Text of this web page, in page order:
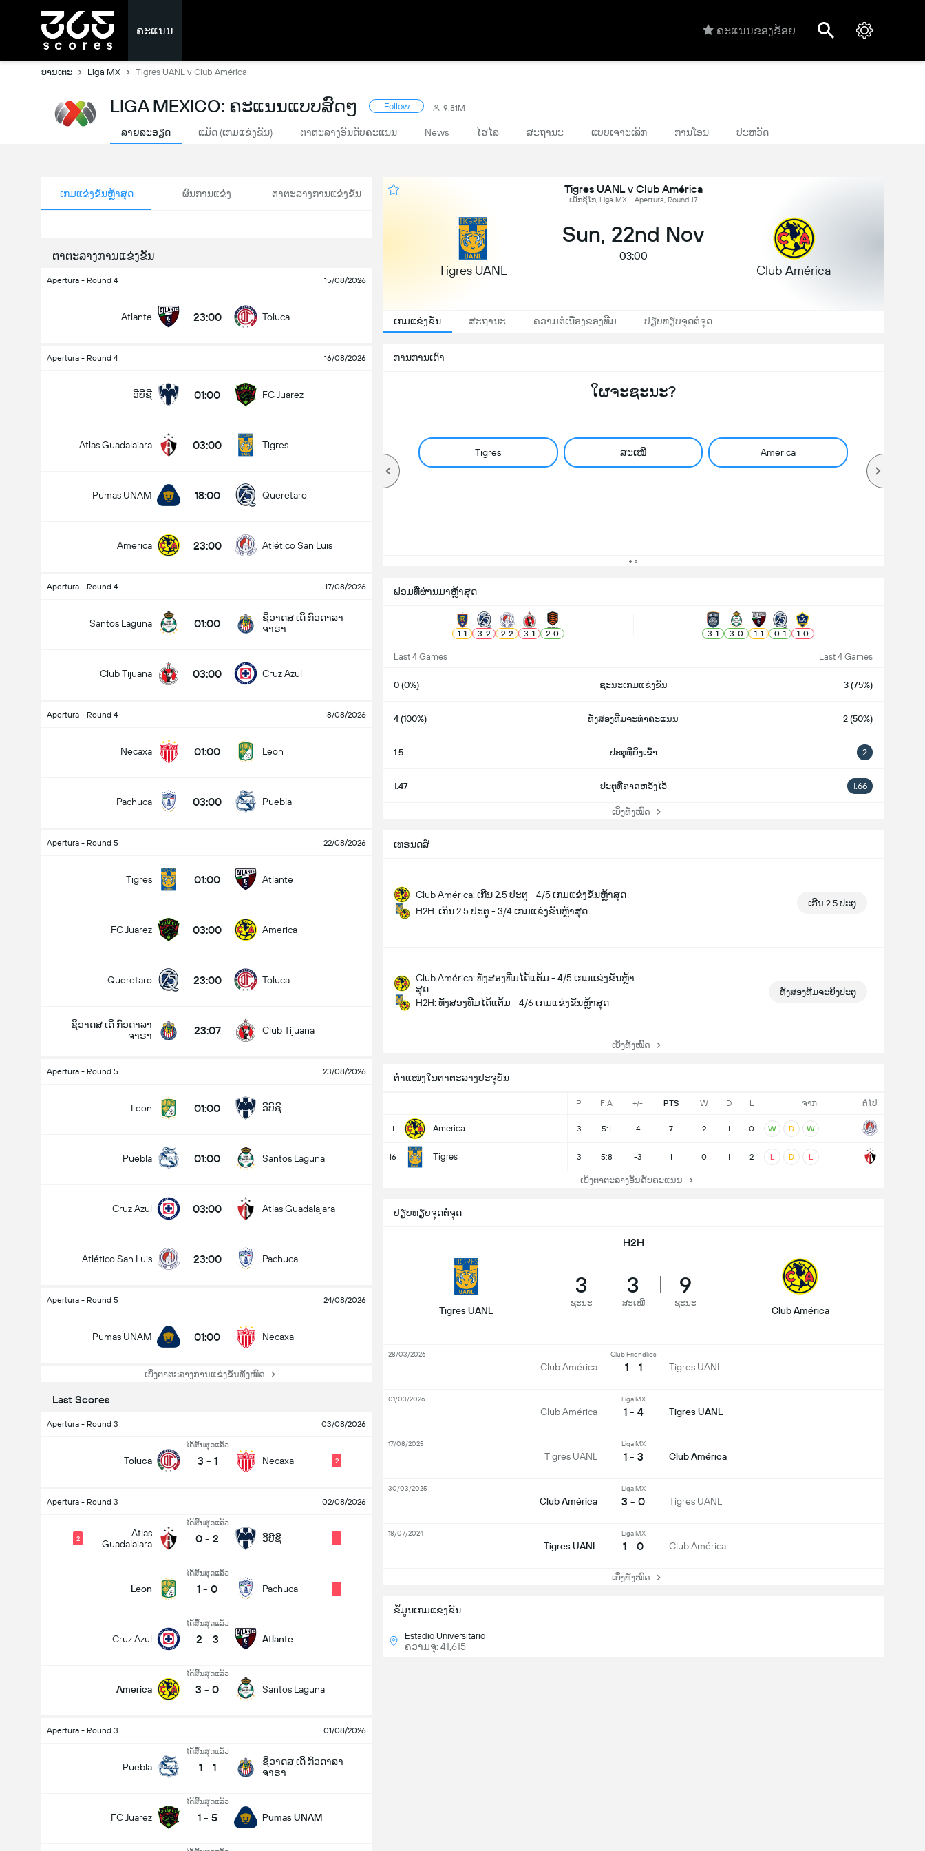
ຄະແນນ ຄະແນນຂອງຂ້ອຍ
ບານເຕະ Liga MX Tigres UANL v Club América
LIGA MEXICO: ຄະແນນແບບສົດໆ Follow 9.81M
ລາຍລະອຽດ ແມັດ (ເກມແຂ່ງຂັນ) ຕາຕະລາງອັນດັບຄະແນນ News ໄຮໄລ ສະຖານະ ແບບເຈາະເລິກ ການໂອນ ປະຫວັດ
ເກມແຂ່ງຂັນຫຼ້າສຸດ ຜົນການແຂ່ງ ຕາຕະລາງການແຂ່ງຂັນ
ຕາຕະລາງການແຂ່ງຂັນ
Apertura - Round 4 15/08/2026
Atlante 23:00 Toluca
Apertura - Round 4 16/08/2026
ວີບີຊີ 01:00 FC Juarez
Atlas Guadalajara 03:00 Tigres
Pumas UNAM 18:00 Queretaro
America 23:00 Atlético San Luis
Apertura - Round 4 17/08/2026
Santos Laguna 01:00
ຊິວາດສ ເດິ ກົວດາລາ
ຈາຣາ
Club Tijuana 03:00 Cruz Azul
Apertura - Round 4 18/08/2026
Necaxa 01:00 Leon
Pachuca 03:00 Puebla
Apertura - Round 5 22/08/2026
Tigres 01:00 Atlante
FC Juarez 03:00 America
Queretaro 23:00 Toluca
ຊິວາດສ ເດິ ກົວດາລາ
ຈາຣາ
23:07 Club Tijuana
Apertura - Round 5 23/08/2026
Leon 01:00 ວີບີຊີ
Puebla 01:00 Santos Laguna
Cruz Azul 03:00 Atlas Guadalajara
Atlético San Luis 23:00 Pachuca
Apertura - Round 5 24/08/2026
Pumas UNAM 01:00 Necaxa
ເບິ່ງຕາຕະລາງການແຂ່ງຂັນທັງໝົດ
Last Scores
Apertura - Round 3 03/08/2026
Toluca
ໄດ້ສິ້ນສຸດແລ້ວ
3 - 1 Necaxa 2
Apertura - Round 3 02/08/2026
Atlas
Guadalajara
2
ໄດ້ສິ້ນສຸດແລ້ວ
0 - 2 ວີບີຊີ
Leon
ໄດ້ສິ້ນສຸດແລ້ວ
1 - 0 Pachuca
Cruz Azul
ໄດ້ສິ້ນສຸດແລ້ວ
2 - 3 Atlante
America
ໄດ້ສິ້ນສຸດແລ້ວ
3 - 0 Santos Laguna
Apertura - Round 3 01/08/2026
Puebla
ໄດ້ສິ້ນສຸດແລ້ວ
1 - 1
ຊິວາດສ ເດິ ກົວດາລາ
ຈາຣາ
FC Juarez
ໄດ້ສິ້ນສຸດແລ້ວ
1 - 5 Pumas UNAM
Tigres UANL v Club América
ເມັກຊິໂກ, Liga MX - Apertura, Round 17
Tigres UANL
Sun, 22nd Nov
03:00
Club América
ເກມແຂ່ງຂັນ ສະຖານະ ຄວາມຕໍ່ເນື່ອງຂອງທີມ ປຽບທຽບຈຸດຕໍ່ຈຸດ
ການການເດົາ
ໃຜຈະຊະນະ?
Tigres ສະເໝີ America
ລວມປະຕູໃນເກມ (2.5)
ສູງ
ຟອມທີ່ຜ່ານມາຫຼ້າສຸດ
1-1 3-2 2-2 3-1 2-0 3-1 3-0 1-1 0-1 1-0
Last 4 Games Last 4 Games
0 (0%) ຊະນະເກມແຂ່ງຂັນ 3 (75%)
4 (100%) ທັງສອງທີມຈະທຳຄະແນນ 2 (50%)
1.5 ປະຕູທີ່ຍິງເຂົ້າ 2
1.47 ປະຕູທີ່ຄາດຫວັງໄວ້ 1.66
ເບິ່ງທັງໝົດ
ເທຣນດສ໌
Club América: ເກີນ 2.5 ປະຕູ - 4/5 ເກມແຂ່ງຂັນຫຼ້າສຸດ
H2H: ເກີນ 2.5 ປະຕູ - 3/4 ເກມແຂ່ງຂັນຫຼ້າສຸດ
ເກີນ 2.5 ປະຕູ
Club América: ທັງສອງທີມໄດ້ແຕ້ມ - 4/5 ເກມແຂ່ງຂັນຫຼ້າ
ສຸດ
H2H: ທັງສອງທີມໄດ້ແຕ້ມ - 4/6 ເກມແຂ່ງຂັນຫຼ້າສຸດ
ທັງສອງທີມຈະຍິງປະຕູ
ເບິ່ງທັງໝົດ
ຕຳແໜ່ງໃນຕາຕະລາງປະຈຸບັນ
P F:A +/- PTS W D L ຈາກ ຕໍ່ໄປ
1 America 3 5:1 4 7 2 1 0 W D W
16 Tigres 3 5:8 -3 1 0 1 2 L D L
ເບິ່ງຕາຕະລາງອັນດັບຄະແນນ
ຂ້ໍມູນເກມແຂ່ງຂັນ
Estadio Universitario
ຄວາມຈຸ: 41,615
ປຽບທຽບຈຸດຕໍ່ຈຸດ
H2H
Tigres UANL
3
ຊະນະ
3
ສະເໝີ
9
ຊະນະ
Club América
Club América
Club Friendlies
1 - 1 Tigres UANL
28/03/2026
Club América
Liga MX
1 - 4 Tigres UANL
01/03/2026
Tigres UANL
Liga MX
1 - 3 Club América
17/08/2025
Club América
Liga MX
3 - 0 Tigres UANL
30/03/2025
Tigres UANL
Liga MX
1 - 0 Club América
18/07/2024
ເບິ່ງທັງໝົດ